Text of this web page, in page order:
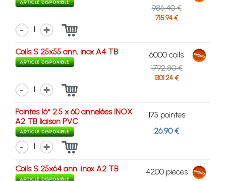
986.40 €
715.94 €
1
Coils S 25x55 ann. inox A4 TB
6000 coils
1792.80 €
1301.24 €
1
Pointes 16° 2.5 x 60 annelées INOX
A2 TB liaison PVC
175 pointes
26.90 €
1
Coils S 25x64 ann. inox A2 TB
4200 pieces